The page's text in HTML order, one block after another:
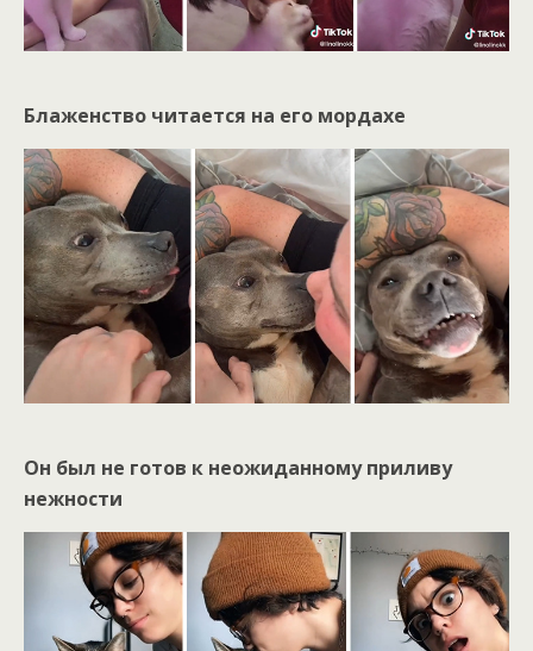
Блаженство читается на его мордахе
Он был не готов к неожиданному приливу
нежности